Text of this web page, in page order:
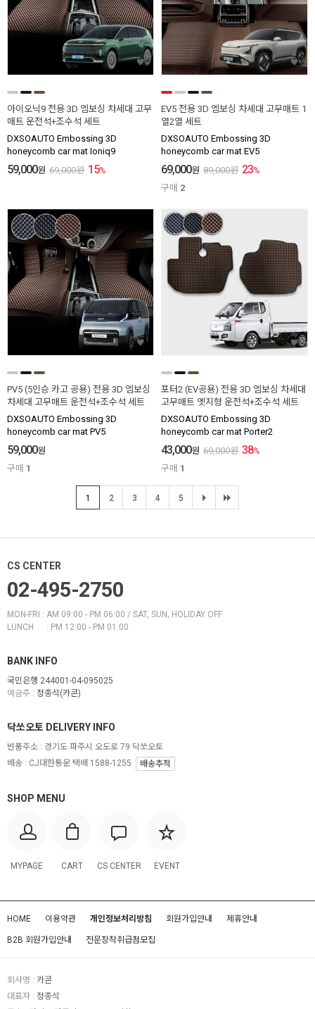
아이오닉9 전용 3D 엠보싱 차세대 고무
매트 운전석+조수석 세트
DXSOAUTO Embossing 3D
honeycomb car mat Ioniq9
59,000원 69,000원 15%
EV5 전용 3D 엠보싱 차세대 고무매트 1
열2열 세트
DXSOAUTO Embossing 3D
honeycomb car mat EV5
69,000원 89,000원 23%
구매 2
PV5 (5인승 카고 공용) 전용 3D 엠보싱
차세대 고무매트 운전석+조수석 세트
DXSOAUTO Embossing 3D
honeycomb car mat PV5
59,000원
구매 1
포터2 (EV공용) 전용 3D 엠보싱 차세대
고무매트 엣지형 운전석+조수석 세트
DXSOAUTO Embossing 3D
honeycomb car mat Porter2
43,000원 69,000원 38%
구매 1
1 2 3 4 5
CS CENTER
02-495-2750
MON-FRI : AM 09:00 - PM 06:00 / SAT, SUN, HOLIDAY OFF
LUNCH : PM 12:00 - PM 01:00
BANK INFO
국민은행 244001-04-095025
예금주 : 정종석(카콘)
SHOP MENU
MYPAGE CART CS CENTER EVENT
닥쏘오토 DELIVERY INFO
반품주소 : 경기도 파주시 오도로 79 닥쏘오토
배송 : CJ대한통운 택배 1588-1255
배송추적
HOME 이용약관 개인정보처리방침 회원가입안내 제휴안내
B2B 회원가입안내 전문장착취급점모집
회사명 : 카콘
대표자 : 정종석